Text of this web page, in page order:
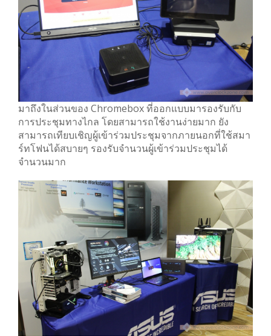
มาถึงในส่วนของ Chromebox ที่ออกแบบมารองรับกับ
การประชุมทางไกล โดยสามารถใช้งานง่ายมาก ยัง
สามารถเทียบเชิญผู้เข้าร่วมประชุมจากภายนอกที่ใช้สมา
ร์ทโฟนได้สบายๆ รองรับจำนวนผู้เข้าร่วมประชุมได้
จำนวนมาก